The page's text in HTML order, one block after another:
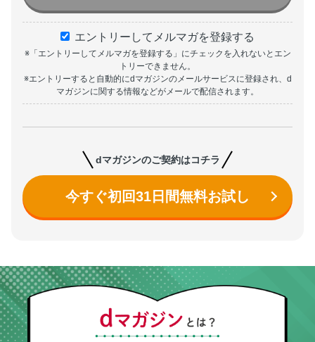
エントリーしてメルマガを登録する
※「エントリーしてメルマガを登録する」にチェックを入れないとエン
トリーできません。
※エントリーすると自動的にdマガジンのメールサービスに登録され、d
マガジンに関する情報などがメールで配信されます。
dマガジンのご契約はコチラ
今すぐ初回31日間無料お試し